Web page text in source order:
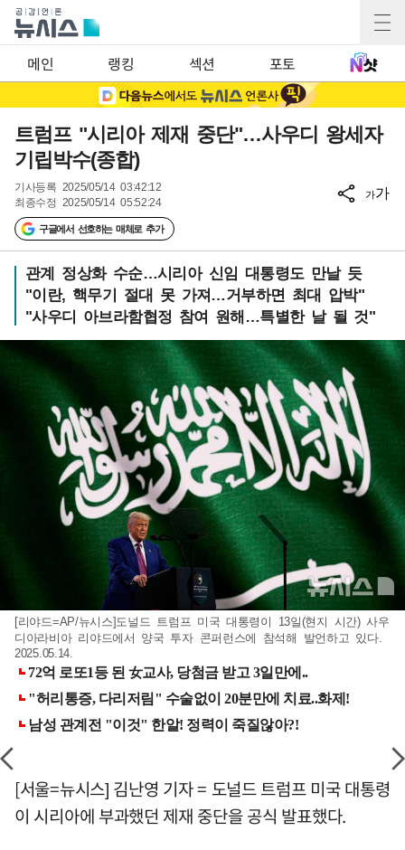
메인 랭킹 섹션 포토
트럼프 "시리아 제재 중단"…사우디 왕세자
기립박수(종합)
기사등록 2025/05/14 03:42:12
최종수정 2025/05/14 05:52:24
구글에서 선호하는 매체로 추가
가가
관계 정상화 수순…시리아 신임 대통령도 만날 듯
"이란, 핵무기 절대 못 가져…거부하면 최대 압박"
"사우디 아브라함협정 참여 원해…특별한 날 될 것"
[리야드=AP/뉴시스]도널드 트럼프 미국 대통령이 13일(현지 시간) 사우
디아라비아 리야드에서 양국 투자 콘퍼런스에 참석해 발언하고 있다.
2025.05.14.
[서울=뉴시스] 김난영 기자 = 도널드 트럼프 미국 대통령
이 시리아에 부과했던 제재 중단을 공식 발표했다.